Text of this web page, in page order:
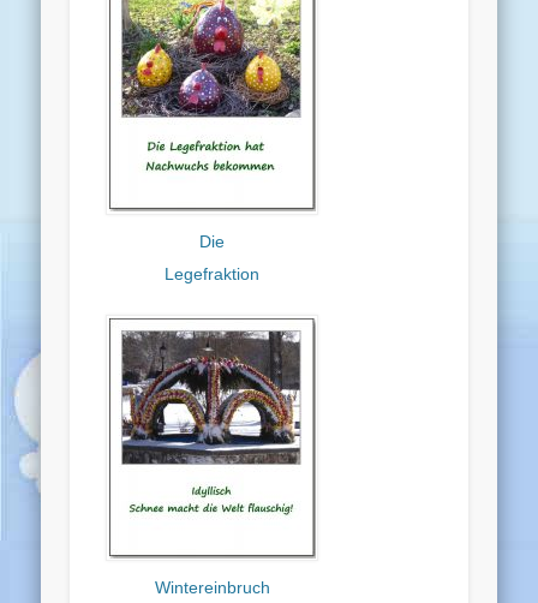
Die
Legefraktion
Wintereinbruch